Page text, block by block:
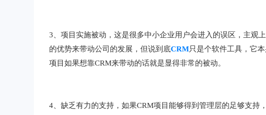
3、项目实施被动，这是很多中小企业用户会进入的误区，主观
的优势来带动公司的发展，但说到底CRM只是个软件工具，它
项目如果想靠CRM来带动的话就是显得非常的被动。
4、缺乏有力的支持，如果CRM项目能够得到管理层的足够支